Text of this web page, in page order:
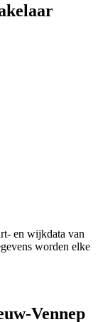
en wijkdata van
worden elke
Vennep